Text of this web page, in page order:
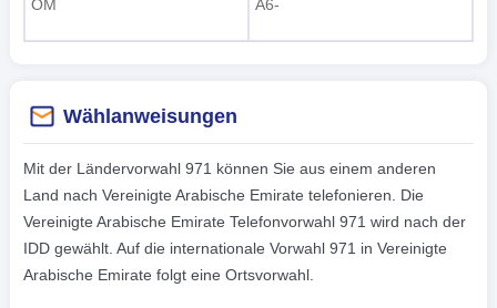
OM
A6-
Wählanweisungen
Mit der Ländervorwahl 971 können Sie aus einem anderen
Land nach Vereinigte Arabische Emirate telefonieren. Die
Vereinigte Arabische Emirate Telefonvorwahl 971 wird nach der
IDD gewählt. Auf die internationale Vorwahl 971 in Vereinigte
Arabische Emirate folgt eine Ortsvorwahl.